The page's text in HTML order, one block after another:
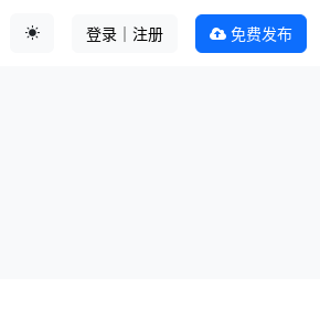
登录｜注册 免费发布